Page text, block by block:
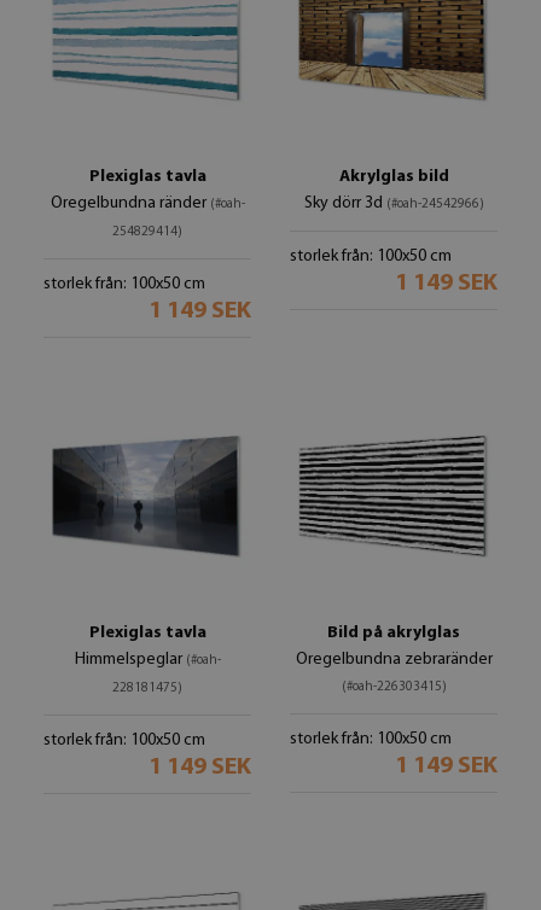
Plexiglas tavla
Oregelbundna ränder (#oah-
254829414)
storlek från: 100x50 cm
1 149 SEK
Akrylglas bild
Sky dörr 3d (#oah-24542966)
storlek från: 100x50 cm
1 149 SEK
Plexiglas tavla
Himmelspeglar (#oah-
228181475)
storlek från: 100x50 cm
1 149 SEK
Bild på akrylglas
Oregelbundna zebraränder
(#oah-226303415)
storlek från: 100x50 cm
1 149 SEK